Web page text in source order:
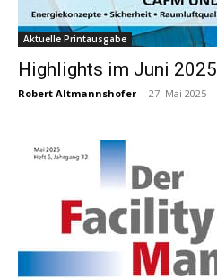
Aktuelle Printausgabe
Highlights im Juni 2025
Robert Altmannshofer - 27. Mai 2025